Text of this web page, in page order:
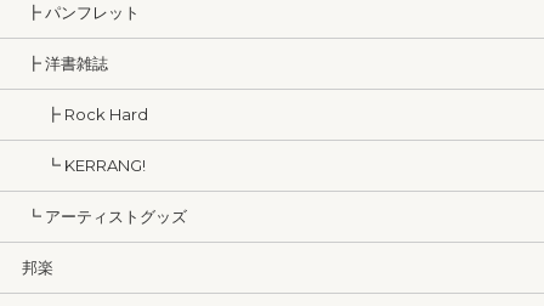
┣ パンフレット
┣ 洋書雑誌
┣ Rock Hard
┗ KERRANG!
┗ アーティストグッズ
邦楽